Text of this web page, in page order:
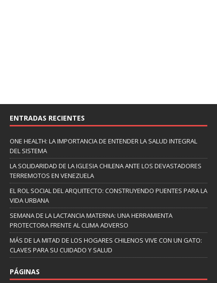
ENTRADAS RECIENTES
ONE HEALTH: LA IMPORTANCIA DE ENTENDER LA SALUD INTEGRAL
DEL SISTEMA
LA SOLIDARIDAD DE LA IGLESIA CHILENA ANTE LOS DEVASTADORES
TERREMOTOS EN VENEZUELA
EL ROL SOCIAL DEL ARQUITECTO: CONSTRUYENDO PUENTES PARA LA
VIDA URBANA
SEMANA DE LA LACTANCIA MATERNA: UNA HERRAMIENTA
PROTECTORA FRENTE AL CLIMA ADVERSO
MÁS DE LA MITAD DE LOS HOGARES CHILENOS VIVE CON UN GATO:
CLAVES PARA SU CUIDADO Y SALUD
PÁGINAS